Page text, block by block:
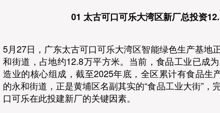
01 太古可口可乐大湾区新厂总投资
5月27日，广东太古可口可乐大湾区智能绿色生产基地
和街道，占地约12.8万平方米。当前，食品工业已成
造业的核心组成，截至2025年底，全区累计有食品生
的永和街道，正是黄埔区名副其实的“食品工业大街”，
口可乐在此投建新厂的关键因素。